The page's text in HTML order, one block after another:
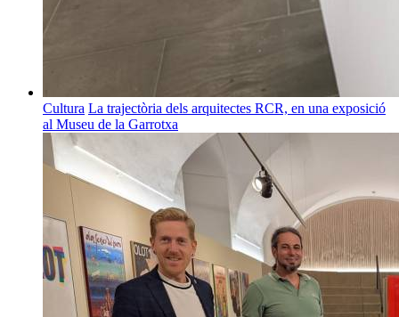
Cultura La trajectòria dels arquitectes RCR, en una exposició
al Museu de la Garrotxa